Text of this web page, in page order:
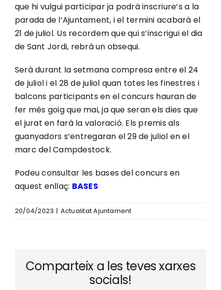
que hi vulgui participar ja podrà inscriure’s a la
parada de l’Ajuntament, i el termini acabarà el
21 de juliol. Us recordem que qui s’inscrigui el dia
de Sant Jordi, rebrà un obsequi.
Serà durant la setmana compresa entre el 24
de juliol i el 28 de juliol quan totes les finestres i
balcons participants en el concurs hauran de
fer més goig que mai, ja que seran els dies que
el jurat en farà la valoració. Els premis als
guanyadors s’entregaran el 29 de juliol en el
marc del Campdestock.
Podeu consultar les bases del concurs en
aquest enllaç: BASES
20/04/2023 | Actualitat Ajuntament
Comparteix a les teves xarxes
socials!